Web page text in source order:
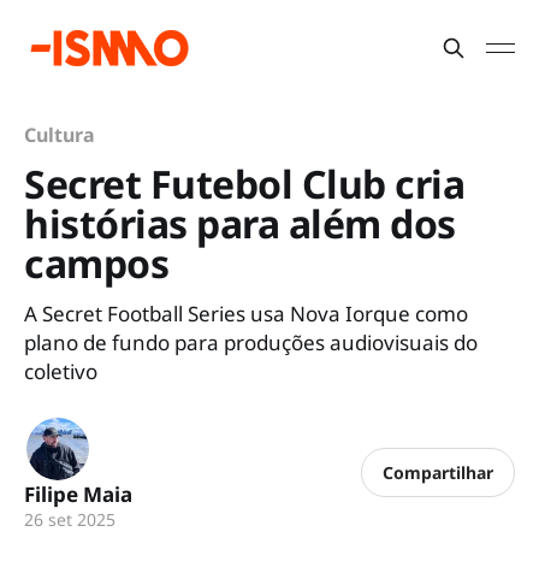
Cultura
Secret Futebol Club cria
histórias para além dos
campos
A Secret Football Series usa Nova Iorque como
plano de fundo para produções audiovisuais do
coletivo
Filipe Maia
26 set 2025
Compartilhar